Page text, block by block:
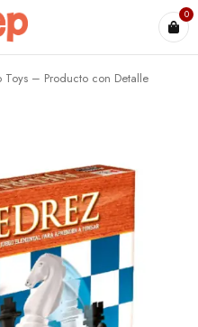
0
– Producto con Detalle